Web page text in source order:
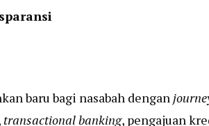
baru bagi nasabah dengan
transactional banking, pengajuan